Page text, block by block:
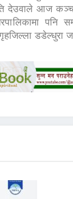
देउवाले आज
पनि
डडेल्धुरा